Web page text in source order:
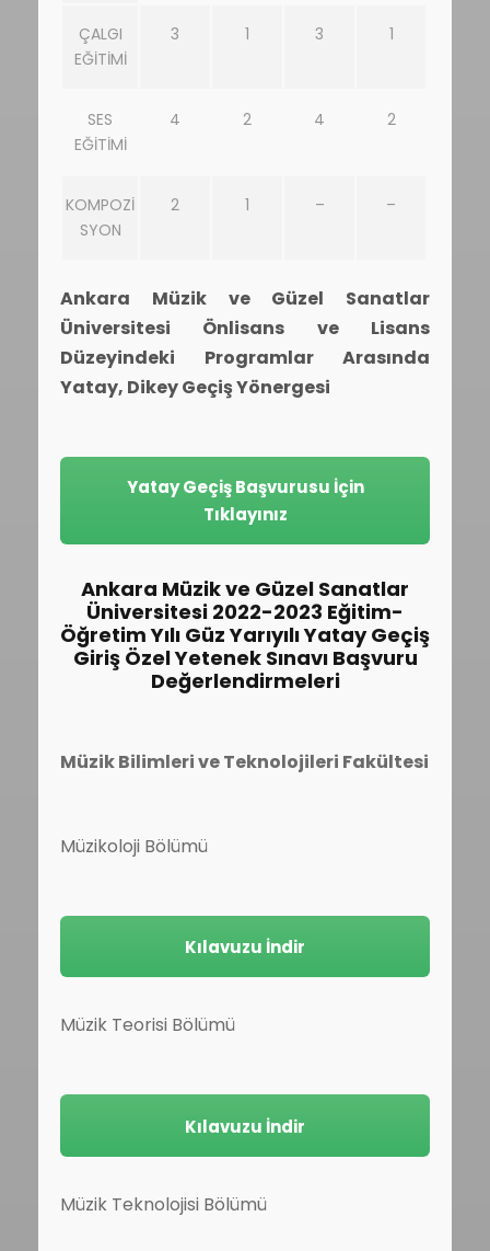
ÇALGI
EĞİTİMİ
3 1 3 1
SES
EĞİTİMİ
4 2 4 2
KOMPOZİ
SYON
2 1 – –
Ankara Müzik ve Güzel Sanatlar
Üniversitesi Önlisans ve Lisans
Düzeyindeki Programlar Arasında
Yatay, Dikey Geçiş Yönergesi
Yatay Geçiş Başvurusu İçin
Tıklayınız
Ankara Müzik ve Güzel Sanatlar
Üniversitesi 2022-2023 Eğitim-
Öğretim Yılı Güz Yarıyılı Yatay Geçiş
Giriş Özel Yetenek Sınavı Başvuru
Değerlendirmeleri
Müzik Bilimleri ve Teknolojileri Fakültesi
Müzikoloji Bölümü
Kılavuzu İndir
Müzik Teorisi Bölümü
Kılavuzu İndir
Müzik Teknolojisi Bölümü